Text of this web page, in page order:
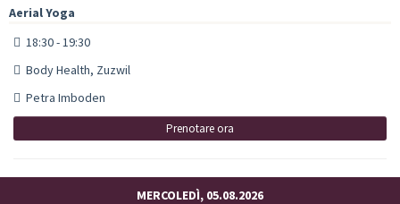
Aerial Yoga
18:30 - 19:30
Body Health, Zuzwil
Petra Imboden
Prenotare ora
MERCOLEDÌ, 05.08.2026